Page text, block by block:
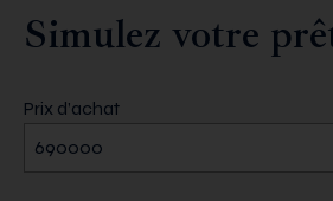
Simulez votre
Prix d’achat